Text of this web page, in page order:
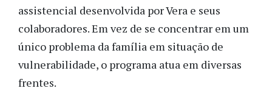
assistencial desenvolvida por Vera e seus
colaboradores. Em vez de se concentrar em um
único problema da família em situação de
vulnerabilidade, o programa atua em diversas
frentes.